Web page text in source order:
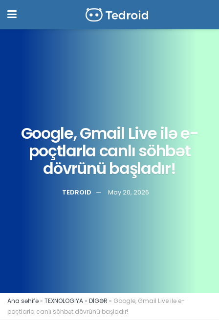
Google, Gmail Live ilə e-
poçtlarla canlı söhbət
dövrünü başladır!
TEDROID May 20, 2026
Ana səhifə » TEXNOLOGİYA » DİGƏR » Google, Gmail Live ilə e-
poçtlarla canlı söhbət dövrünü başladır!